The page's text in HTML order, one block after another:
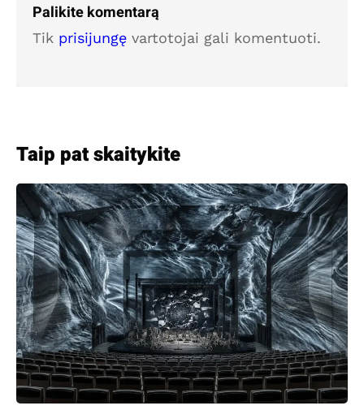
Palikite komentarą
Tik prisijungę vartotojai gali komentuoti.
Taip pat skaitykite